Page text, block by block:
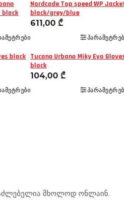
black
Nordcode Top speed WP
black/grey/blue
611,00 ₾
black Tucano Urbano Miky Evo
black
104,00 ₾
მხოლოდ ონლაინ.